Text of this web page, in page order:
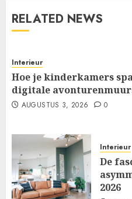
RELATED NEWS
Interieur
Hoe je kinderkamers
digitale
AUGUSTUS 3, 2026 0
Interieur
De
2026